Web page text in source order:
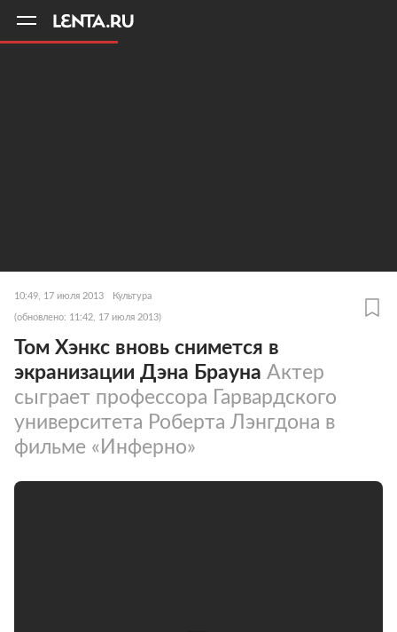
10:49, 17 июля 2013 Культура
(обновлено: 11:42, 17 июля 2013)
Том Хэнкс вновь снимется в
экранизации Дэна Брауна Актер
сыграет профессора Гарвардского
университета Роберта Лэнгдона в
фильме «Инферно»